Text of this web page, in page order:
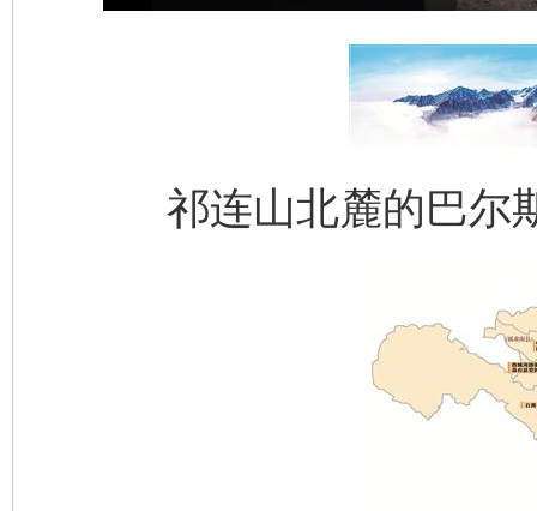
祁连山北麓的巴尔